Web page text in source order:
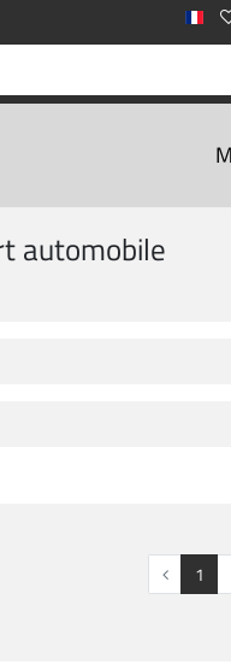
automobile
1